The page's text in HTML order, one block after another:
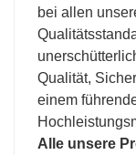
bei allen
Qualität,
einem
Alle unsere